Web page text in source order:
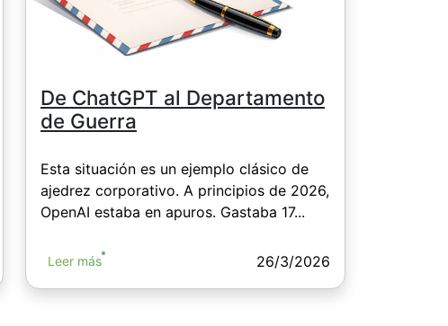
De ChatGPT al Departamento
de Guerra
Esta situación es un ejemplo clásico de
ajedrez corporativo. A principios de 2026,
OpenAI estaba en apuros. Gastaba 17...
Leer más 26/3/2026